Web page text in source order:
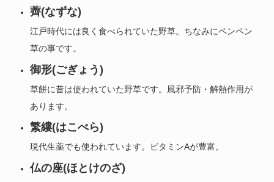
薺(なずな)
江戸時代には良く食べられていた野草。ちなみにペンペン
草の事です。
御形(ごぎょう)
草餅に昔は使われていた野草です。風邪予防・解熱作用が
あります。
繁縷(はこべら)
現代生薬でも使われています。ビタミンAが豊富。
仏の座(ほとけのざ)